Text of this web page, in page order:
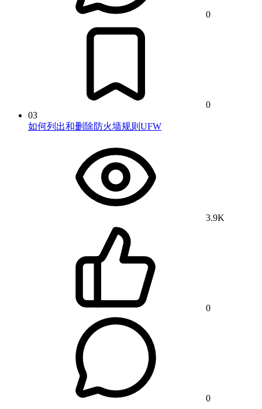
0
0
03
如何列出和删除防火墙规则UFW
3.9K
0
0